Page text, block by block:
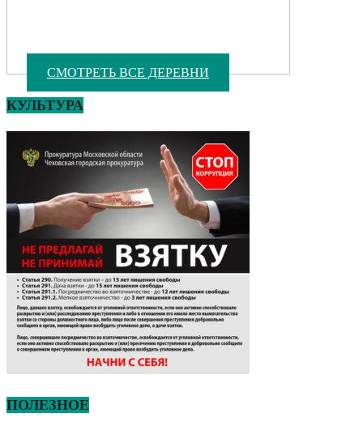
СМОТРЕТЬ ВСЕ ДЕРЕВНИ
КУЛЬТУРА
ПОЛЕЗНОЕ